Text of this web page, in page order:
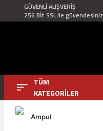
GÜVENLİ ALIŞVERİŞ
256 Bİt SSL ile güvendesiniz
TÜM
KATEGORİLER
Ampul